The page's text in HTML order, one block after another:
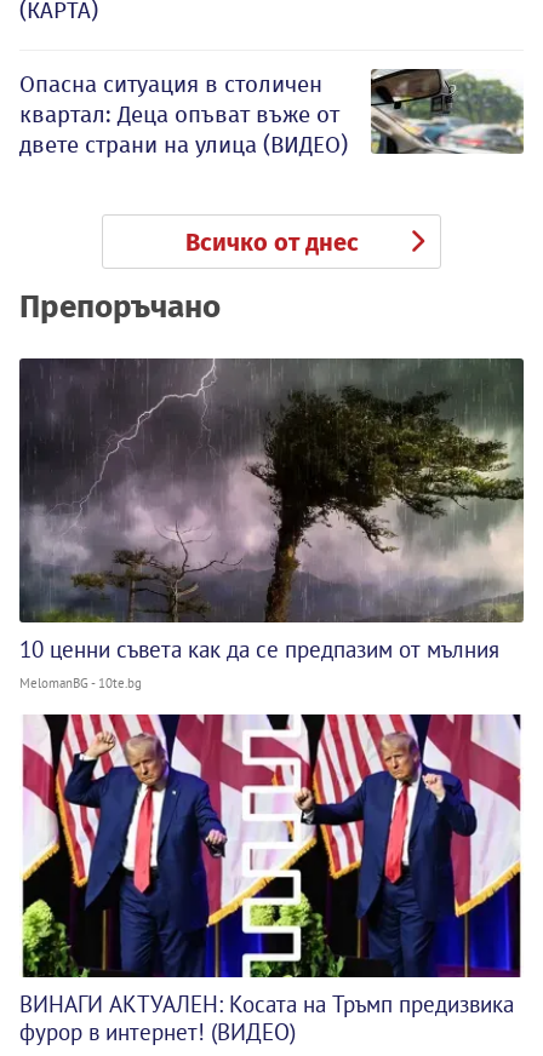
(КАРТА)
Опасна ситуация в столичен
квартал: Деца опъват въже от
двете страни на улица (ВИДЕО)
Всичко от днес
Препоръчано
10 ценни съвета как да се предпазим от мълния
MelomanBG - 10te.bg
ВИНАГИ АКТУАЛЕН: Косата на Тръмп предизвика
фурор в интернет! (ВИДЕО)